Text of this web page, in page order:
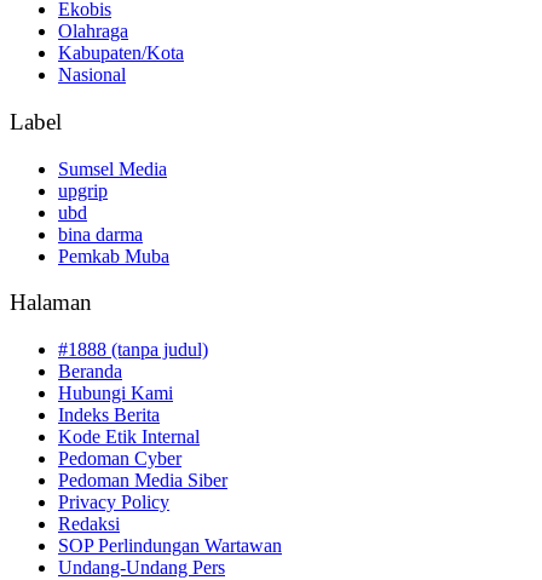
Ekobis
Olahraga
Kabupaten/Kota
Nasional
Label
Sumsel Media
upgrip
ubd
bina darma
Pemkab Muba
Halaman
#1888 (tanpa judul)
Beranda
Hubungi Kami
Indeks Berita
Kode Etik Internal
Pedoman Cyber
Pedoman Media Siber
Privacy Policy
Redaksi
SOP Perlindungan Wartawan
Undang-Undang Pers